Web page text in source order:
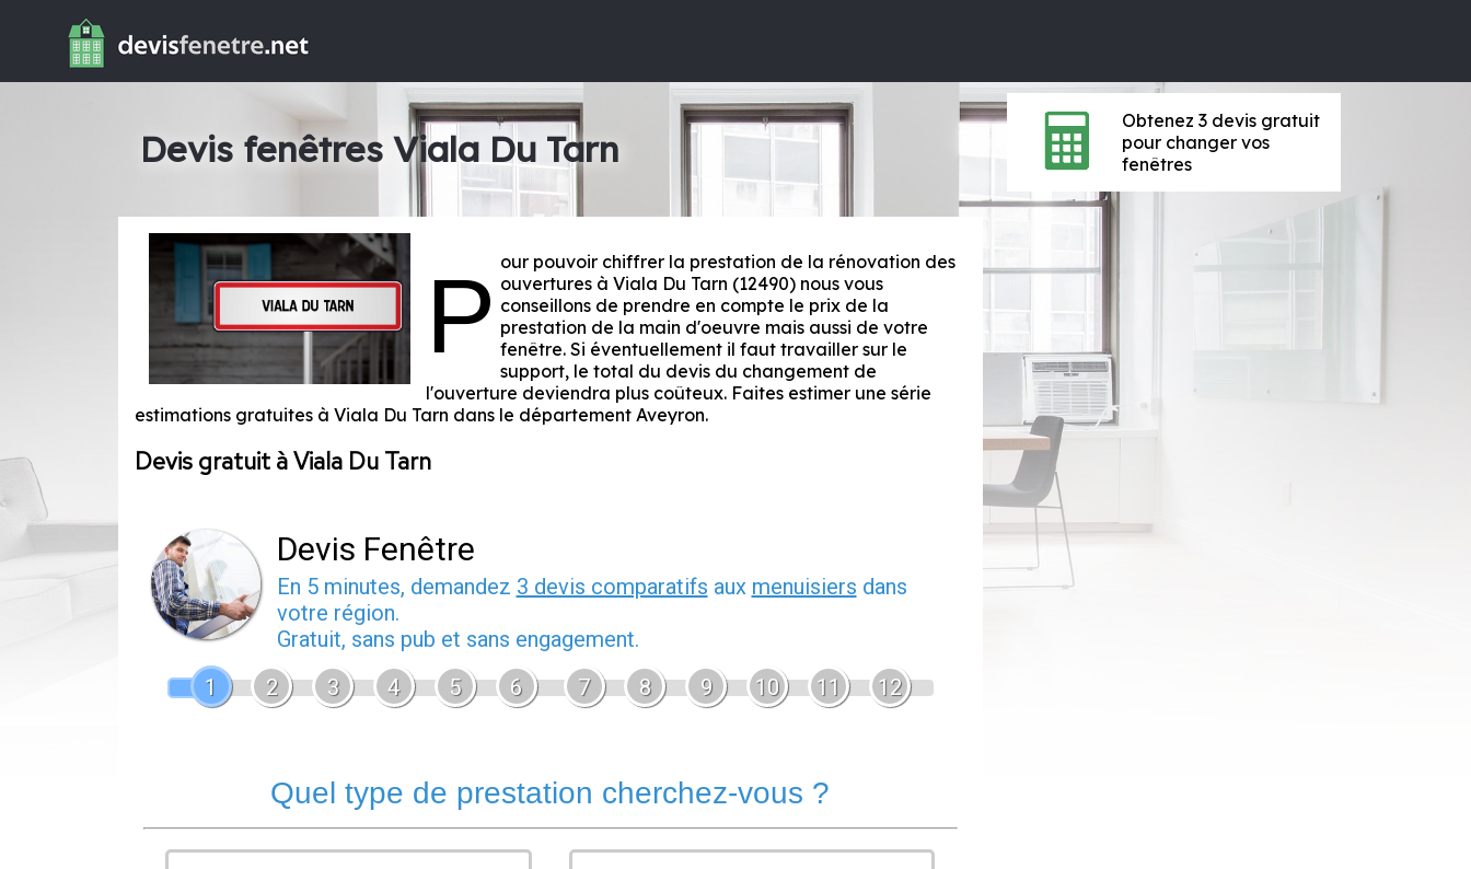
Devis fenêtres Viala Du Tarn
P our pouvoir chiffrer la prestation de la rénovation des
ouvertures à Viala Du Tarn (12490) nous vous
conseillons de prendre en compte le prix de la
prestation de la main d'oeuvre mais aussi de votre
fenêtre. Si éventuellement il faut travailler sur le
support, le total du devis du changement de
l'ouverture deviendra plus coûteux. Faites estimer une série
estimations gratuites à Viala Du Tarn dans le département Aveyron.
Devis gratuit à Viala Du Tarn
Devis Fenêtre
En 5 minutes, demandez 3 devis comparatifs aux menuisiers dans
votre région.
Gratuit, sans pub et sans engagement.
1
2 3 4 5 6 7 8 9 10 11 12
Quel type de prestation cherchez-vous ?
Obtenez 3 devis gratuit
pour changer vos
fenêtres